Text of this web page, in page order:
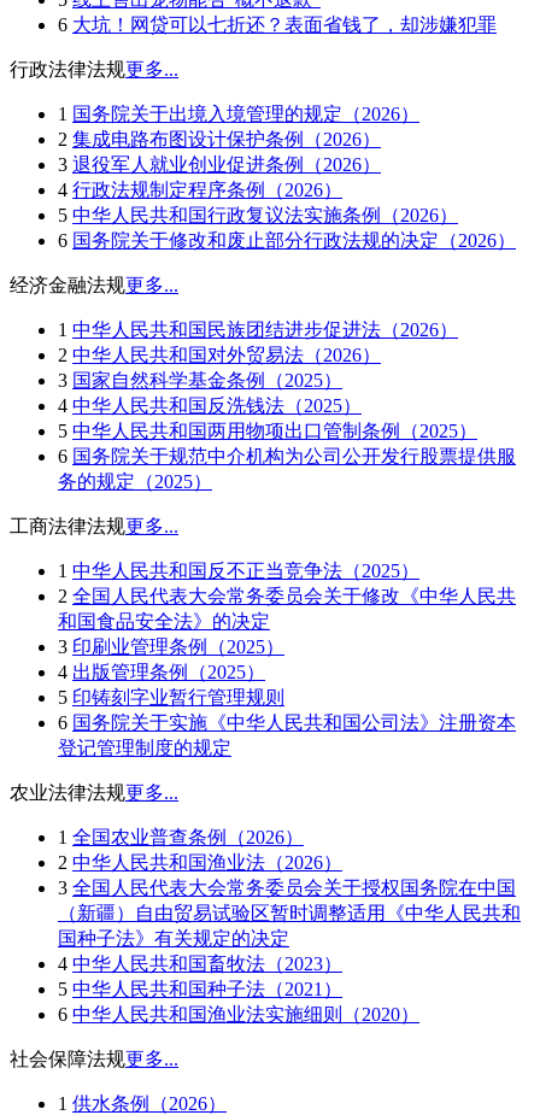
6 大坑！网贷可以七折还？表面省钱了，却涉嫌犯罪
行政法律法规更多...
1 国务院关于出境入境管理的规定（2026）
2 集成电路布图设计保护条例（2026）
3 退役军人就业创业促进条例（2026）
4 行政法规制定程序条例（2026）
5 中华人民共和国行政复议法实施条例（2026）
6 国务院关于修改和废止部分行政法规的决定（2026）
经济金融法规更多...
1 中华人民共和国民族团结进步促进法（2026）
2 中华人民共和国对外贸易法（2026）
3 国家自然科学基金条例（2025）
4 中华人民共和国反洗钱法（2025）
5 中华人民共和国两用物项出口管制条例（2025）
6 国务院关于规范中介机构为公司公开发行股票提供服
务的规定（2025）
工商法律法规更多...
1 中华人民共和国反不正当竞争法（2025）
2 全国人民代表大会常务委员会关于修改《中华人民共
和国食品安全法》的决定
3 印刷业管理条例（2025）
4 出版管理条例（2025）
5 印铸刻字业暂行管理规则
6 国务院关于实施《中华人民共和国公司法》注册资本
登记管理制度的规定
农业法律法规更多...
1 全国农业普查条例（2026）
2 中华人民共和国渔业法（2026）
3 全国人民代表大会常务委员会关于授权国务院在中国
（新疆）自由贸易试验区暂时调整适用《中华人民共和
国种子法》有关规定的决定
4 中华人民共和国畜牧法（2023）
5 中华人民共和国种子法（2021）
6 中华人民共和国渔业法实施细则（2020）
社会保障法规更多...
1 供水条例（2026）